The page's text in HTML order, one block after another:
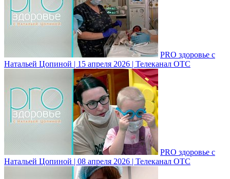
PRO здоровье с
Натальей Цопиной | 15 апреля 2026 | Телеканал ОТС
PRO здоровье с
Натальей Цопиной | 08 апреля 2026 | Телеканал ОТС